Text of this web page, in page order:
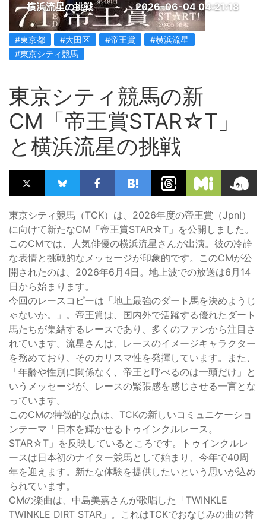
横浜流星の挑戦 2026-06-04 04:21:18
#東京都 #大田区 #帝王賞
#横浜流星
#東京シティ競馬
東京シティ競馬の新
CM「帝王賞STAR☆T」
と横浜流星の挑戦
東京シティ競馬（TCK）は、2026年度の帝王賞（JpnⅠ）
に向けて新たなCM「帝王賞STAR☆T」を公開しました。
このCMでは、人気俳優の横浜流星さんが出演。彼の冷静
な表情と挑戦的なメッセージが印象的です。このCMが公
開されたのは、2026年6月4日。地上波での放送は6月14
日から始まります。
今回のレースコピーは「地上最強のダート馬を決めようじ
ゃないか。」。帝王賞は、国内外で活躍する優れたダート
馬たちが集結するレースであり、多くのファンから注目さ
れています。流星さんは、レースのイメージキャラクター
を務めており、そのカリスマ性を発揮しています。また、
「年齢や性別に関係なく、帝王と呼べるのは一頭だけ」と
いうメッセージが、レースの緊張感を感じさせる一言とな
っています。
このCMの特徴的な点は、TCKの新しいコミュニケーショ
ンテーマ「日本を輝かせるトゥインクルレース。
STAR☆T」を反映しているところです。トゥインクルレ
ースは日本初のナイター競馬として始まり、今年で40周
年を迎えます。新たな体験を提供したいという思いが込め
られています。
CMの楽曲は、中島美嘉さんが歌唱した「TWINKLE
TWINKLE DIRT STAR」。これはTCKでおなじみの曲の替